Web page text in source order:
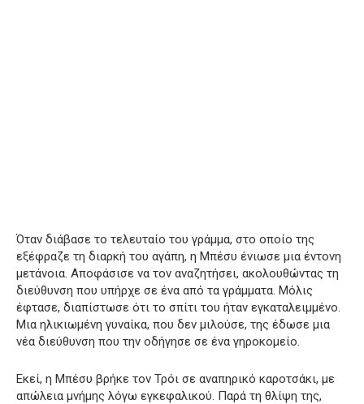
Όταν διάβασε το τελευταίο του γράμμα, στο οποίο της
εξέφραζε τη διαρκή του αγάπη, η Μπέσυ ένιωσε μια έντονη
μετάνοια. Αποφάσισε να τον αναζητήσει, ακολουθώντας τη
διεύθυνση που υπήρχε σε ένα από τα γράμματα. Μόλις
έφτασε, διαπίστωσε ότι το σπίτι του ήταν εγκαταλειμμένο.
Μια ηλικιωμένη γυναίκα, που δεν μιλούσε, της έδωσε μια
νέα διεύθυνση που την οδήγησε σε ένα γηροκομείο.
Εκεί, η Μπέσυ βρήκε τον Τρόι σε αναπηρικό καροτσάκι, με
απώλεια μνήμης λόγω εγκεφαλικού. Παρά τη θλίψη της,